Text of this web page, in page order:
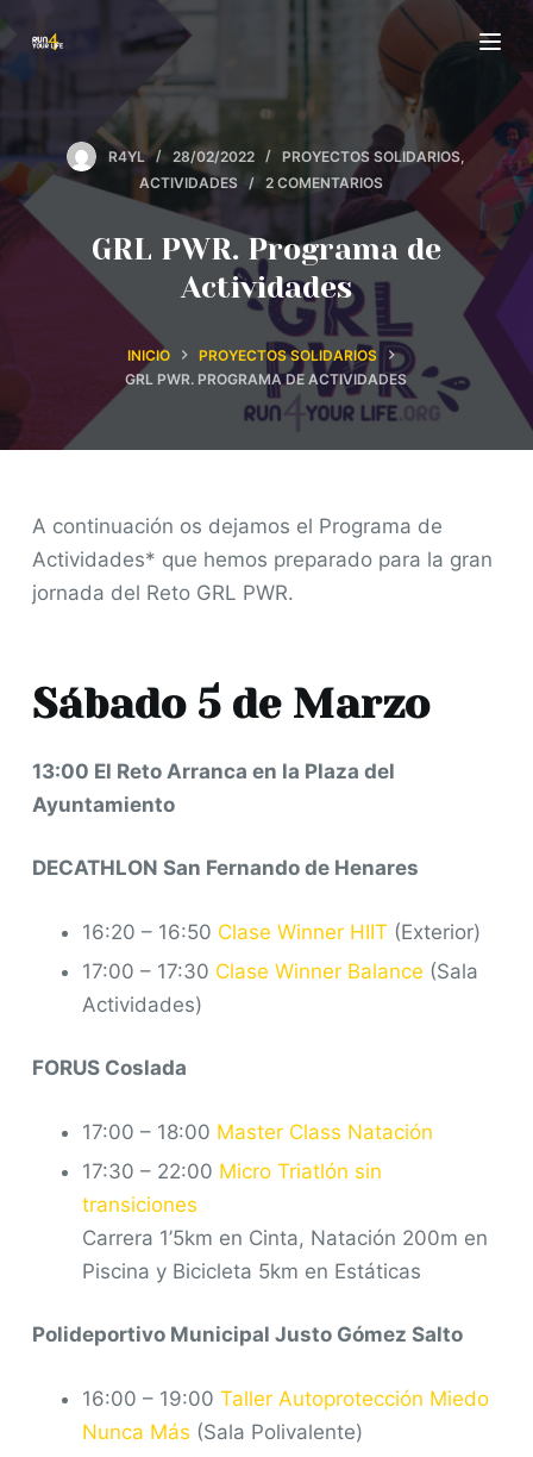
a
r
d
o
R4YL 28/02/2022 PROYECTOS SOLIDARIOS,
ACTIVIDADES
2 COMENTARIOS
GRL PWR. Programa de
Actividades
INICIO
PROYECTOS SOLIDARIOS
GRL PWR. PROGRAMA DE ACTIVIDADES
A continuación os dejamos el Programa de
Actividades* que hemos preparado para la gran
jornada del Reto GRL PWR.
Sábado 5 de Marzo
13:00 El Reto Arranca en la Plaza del
Ayuntamiento
DECATHLON San Fernando de Henares
16:20 – 16:50 Clase Winner HIIT (Exterior)
17:00 – 17:30 Clase Winner Balance (Sala
Actividades)
FORUS Coslada
17:00 – 18:00 Master Class Natación
17:30 – 22:00 Micro Triatlón sin
transiciones
Carrera 1’5km en Cinta, Natación 200m en
Piscina y Bicicleta 5km en Estáticas
Polideportivo Municipal Justo Gómez Salto
16:00 – 19:00Taller Autoprotección Miedo
Nunca Más (Sala Polivalente)